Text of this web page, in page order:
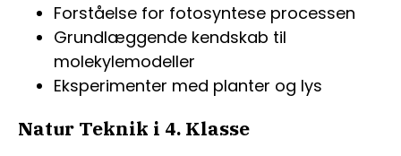
Forståelse for fotosyntese processen
Grundlæggende kendskab til
molekylemodeller
Eksperimenter med planter og lys
Natur Teknik i 4. Klasse